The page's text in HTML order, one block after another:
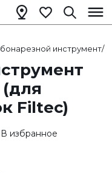
инструмент/
Filtec)
В избранное